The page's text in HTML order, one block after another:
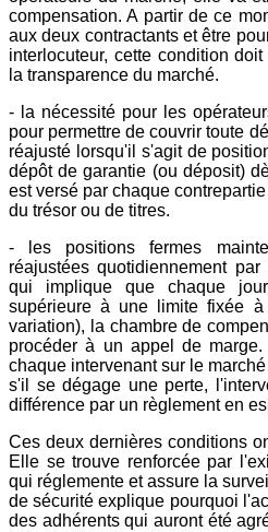
compensation. A partir de ce
aux deux contractants et être
interlocuteur, cette condition
la transparence du marché.
- la nécessité pour les
pour permettre de couvrir toute
réajusté lorsqu'il s'agit de
dépôt de garantie (ou déposit)
est versé par chaque
du trésor ou de titres.
- les positions fermes
réajustées quotidiennement
qui implique que chaque
supérieure à une limite fixée
variation), la chambre de
procéder à un appel de
chaque intervenant sur le
s'il se dégage une perte,
différence par un règlement en
Ces deux dernières conditions
Elle se trouve renforcée par
qui réglemente et assure la
de sécurité explique pourquoi
des adhérents qui auront été